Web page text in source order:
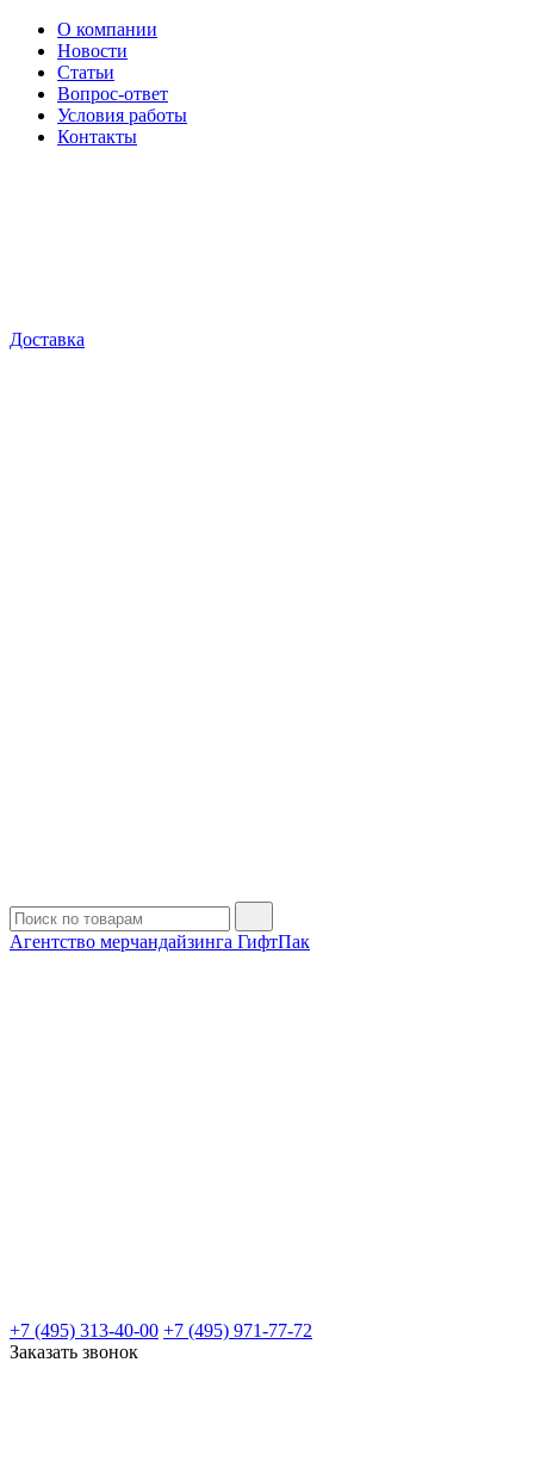
О компании
Новости
Статьи
Вопрос-ответ
Условия работы
Контакты
Доставка
Агентство мерчандайзинга ГифтПак
+7 (495) 313-40-00 +7 (495) 971-77-72
Заказать звонок